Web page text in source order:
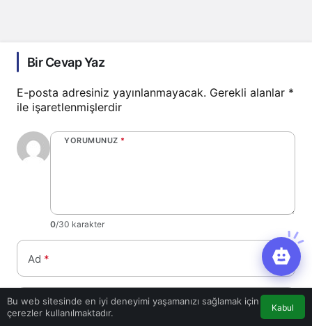
Bir Cevap Yaz
E-posta adresiniz yayınlanmayacak. Gerekli alanlar *
ile işaretlenmişlerdir
YORUMUNUZ *
0/30 karakter
Ad *
E-Posta*
Bu web sitesinde en iyi deneyimi yaşamanızı sağlamak için
çerezler kullanılmaktadır.
Kabul